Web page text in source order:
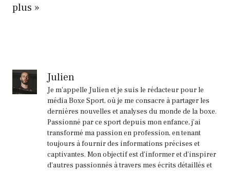
plus »
en
garde
contre
Badou
Jack
Challenge
Julien
Je m'appelle Julien et je suis le rédacteur pour le
média Boxe Sport, où je me consacre à partager les
dernières nouvelles et analyses du monde de la boxe.
Passionné par ce sport depuis mon enfance, j'ai
transformé ma passion en profession, en tenant
toujours à fournir des informations précises et
captivantes. Mon objectif est d'informer et d'inspirer
d'autres passionnés à travers mes écrits détaillés et